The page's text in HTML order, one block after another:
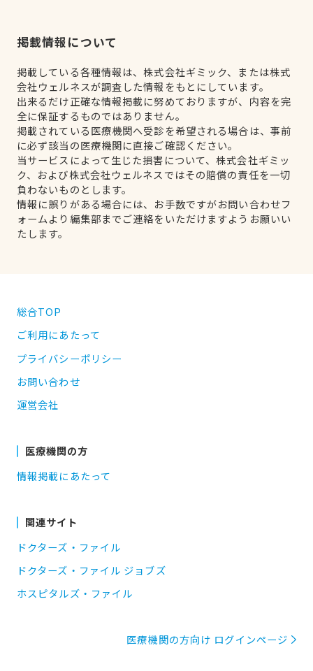
掲載情報について
掲載している各種情報は、株式会社ギミック、または株式
会社ウェルネスが調査した情報をもとにしています。
出来るだけ正確な情報掲載に努めておりますが、内容を完
全に保証するものではありません。
掲載されている医療機関へ受診を希望される場合は、事前
に必ず該当の医療機関に直接ご確認ください。
当サービスによって生じた損害について、株式会社ギミッ
ク、および株式会社ウェルネスではその賠償の責任を一切
負わないものとします。
情報に誤りがある場合には、お手数ですがお問い合わせフ
ォームより編集部までご連絡をいただけますようお願いい
たします。
総合TOP
ご利用にあたって
プライバシーポリシー
お問い合わせ
運営会社
医療機関の方
情報掲載にあたって
関連サイト
ドクターズ・ファイル
ドクターズ・ファイル ジョブズ
ホスピタルズ・ファイル
医療機関の方向け ログインページ